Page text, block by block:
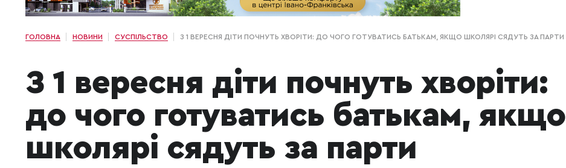
ГОЛОВНА НОВИНИ СУСПІЛЬСТВО З 1 ВЕРЕСНЯ ДІТИ ПОЧНУТЬ ХВОРІТИ: ДО ЧОГО ГОТУВАТИСЬ БАТЬКАМ, ЯКЩО ШКОЛЯРІ СЯДУТЬ ЗА ПАРТИ
З 1 вересня діти почнуть хворіти:
до чого готуватись батькам, якщо
школярі сядуть за парти